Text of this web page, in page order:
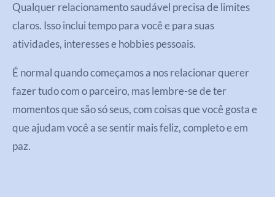
Qualquer relacionamento saudável precisa de limites
claros. Isso inclui tempo para você e para suas
atividades, interesses e hobbies pessoais.
É normal quando começamos a nos relacionar querer
fazer tudo com o parceiro, mas lembre-se de ter
momentos que são só seus, com coisas que você gosta e
que ajudam você a se sentir mais feliz, completo e em
paz.